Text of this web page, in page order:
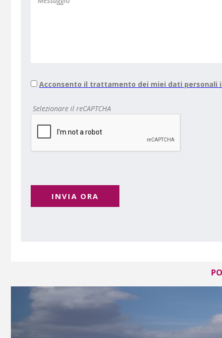
Acconsento il trattamento dei miei dati personali
Selezionare il reCAPTCHA
INVIA ORA